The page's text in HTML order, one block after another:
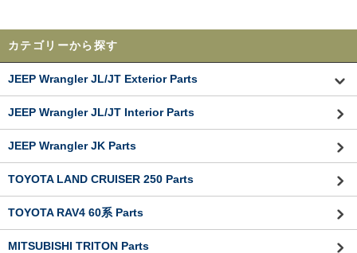
カテゴリーから探す
JEEP Wrangler JL/JT Exterior Parts
JEEP Wrangler JL/JT Interior Parts
JEEP Wrangler JK Parts
TOYOTA LAND CRUISER 250 Parts
TOYOTA RAV4 60系 Parts
MITSUBISHI TRITON Parts